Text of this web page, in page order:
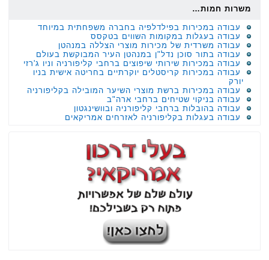
משרות חמות…
עבודה במכירות בפילדלפיה בחברה משפחתית במיוחד
עבודה בעגלות במקומות השווים בטקסס
עבודה משרדית של מכירות מוצרי הצללה במנהטן
עבודה בתור סוכן נדל"ן במנהטן העיר המבוקשת בעולם
עבודה במכירות שירותי שיפוצים ברחבי קליפורניה וניו ג'רזי
עבודה במכירות קריסטלים יוקרתיים בחריטה אישית בניו
יורק
עבודה במכירות ברשת מוצרי השיער המובילה בקליפורניה
עבודה בניקוי שטיחים ברחבי ארה"ב
עבודה בהובלות ברחבי קליפורניה ובוושינגטון
עבודה בעגלות בקליפורניה לאזרחים אמריקאים